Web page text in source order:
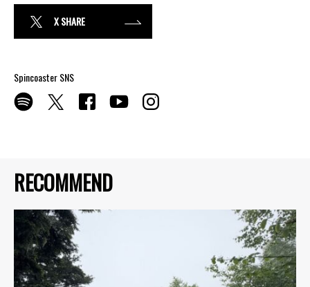
RECOMMEND
X SHARE
Spincoaster SNS